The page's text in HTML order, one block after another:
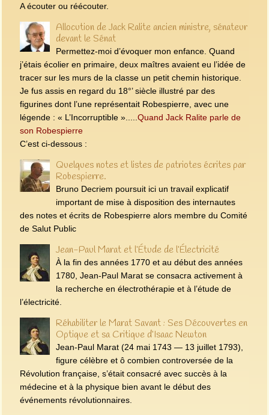
A écouter ou réécouter.
Allocution de Jack Ralite ancien ministre, sénateur
devant le Sénat
Permettez-moi d’évoquer mon enfance. Quand
j’étais écolier en primaire, deux maîtres avaient eu l’idée de
tracer sur les murs de la classe un petit chemin historique.
Je fus assis en regard du 18°’ siècle illustré par des
figurines dont l’une représentait Robespierre, avec une
légende : « L’Incorruptible »..... Quand Jack Ralite parle de
son Robespierre
C’est ci-dessous :
Quelques notes et listes de patriotes écrites par
Robespierre.
Bruno Decriem poursuit ici un travail explicatif
important de mise à disposition des internautes
des notes et écrits de Robespierre alors membre du Comité
de Salut Public
Jean-Paul Marat et l’Étude de l’Électricité
À la fin des années 1770 et au début des années
1780, Jean-Paul Marat se consacra activement à
la recherche en électrothérapie et à l’étude de
l’électricité.
Réhabiliter le Marat Savant : Ses Découvertes en
Optique et sa Critique d’Isaac Newton
Jean-Paul Marat (24 mai 1743 — 13 juillet 1793),
figure célèbre et ô combien controversée de la
Révolution française, s’était consacré avec succès à la
médecine et à la physique bien avant le début des
événements révolutionnaires.